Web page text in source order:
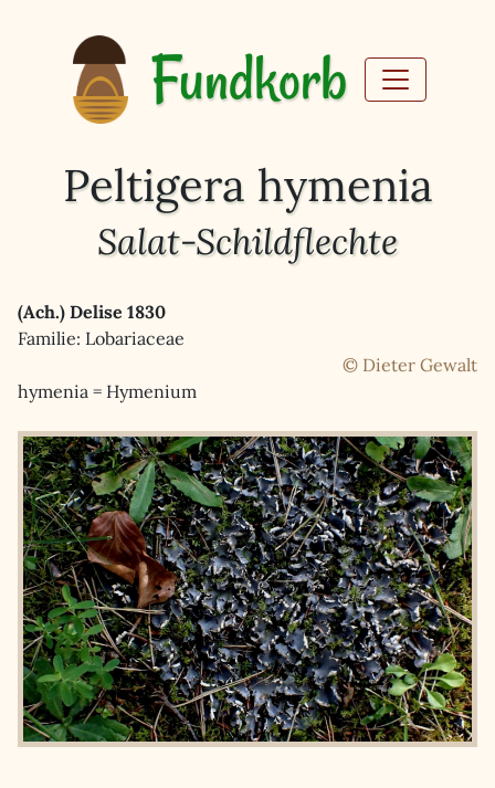
Fundkorb
Peltigera hymenia
Salat-Schildflechte
(Ach.) Delise 1830
Familie: Lobariaceae
© Dieter Gewalt
hymenia = Hymenium